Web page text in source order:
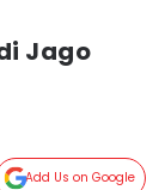
Jago
Add Us on Google